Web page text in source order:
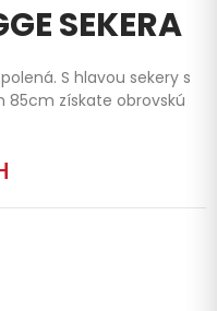
SEKERA
S hlavou sekery s
85cm získate obrovskú